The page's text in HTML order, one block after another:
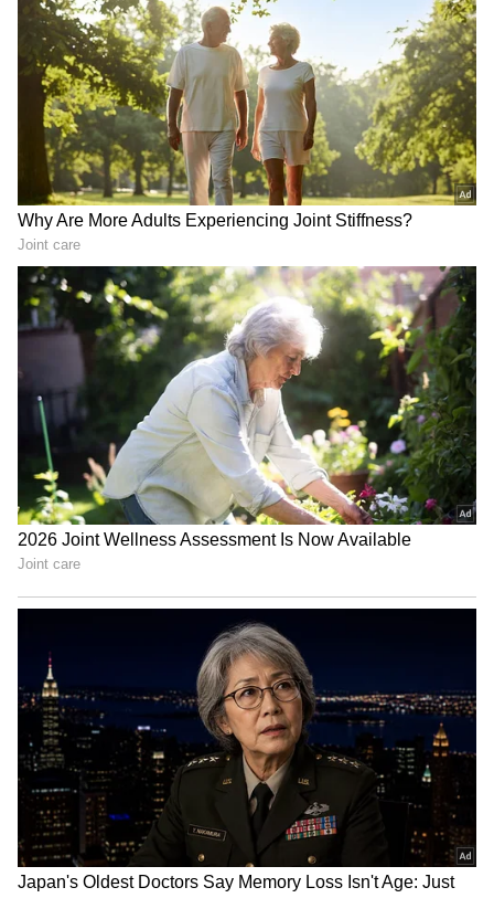
తీరం చేరిందనేది మిగిలిన సినిమా.
Related Articles
Tollywood Couples: ఫ్లాప్ సినిమాలతో పరిచయం..
ప్రేమ పెళ్లి చేసుకుని భార్య భర్తలుగా సూపర్ హిట్టైన
జంటలు
Sathi leelavathi Review: సతీ లీలావతి ఫస్ట్
రివ్యూ.. లావణ్య త్రిపాఠి మూవీలో హైలైట్స్ ఇవే, మైనస్‌
ఏంటంటే?
3